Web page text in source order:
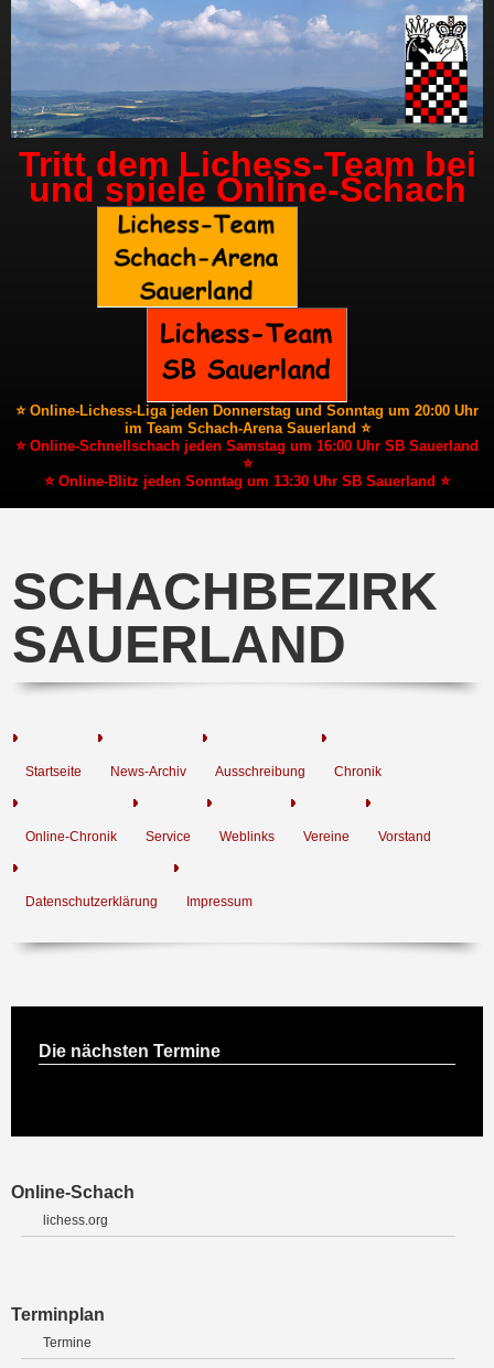
Tritt dem Lichess-Team bei
und spiele Online-Schach
⭐ Online-Lichess-Liga jeden Donnerstag und Sonntag um 20:00 Uhr
im Team Schach-Arena Sauerland ⭐
⭐ Online-Schnellschach jeden Samstag um 16:00 Uhr SB Sauerland
⭐
⭐ Online-Blitz jeden Sonntag um 13:30 Uhr SB Sauerland ⭐
SCHACHBEZIRK
SAUERLAND
Startseite News-Archiv Ausschreibung Chronik
Online-Chronik Service Weblinks Vereine Vorstand
Datenschutzerklärung Impressum
Die nächsten Termine
Online-Schach
lichess.org
Terminplan
Termine